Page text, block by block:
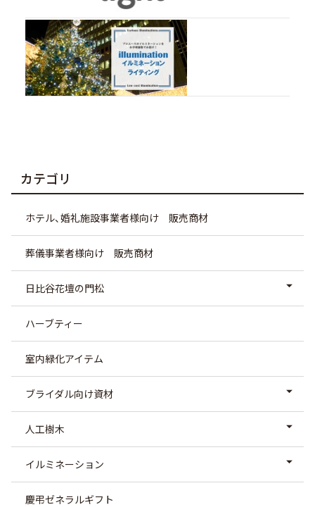
カテゴリ
ホテル、婚礼施設事業者様向け 販売商材
葬儀事業者様向け 販売商材
日比谷花壇の門松
ハーブティー
室内緑化アイテム
ブライダル向け資材
人工樹木
イルミネーション
慶弔ゼネラルギフト